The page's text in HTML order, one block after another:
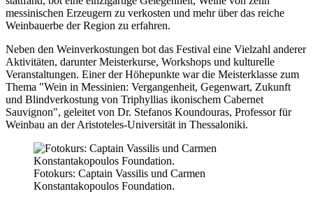
messinischen Erzeugern zu verkosten und mehr über das reiche
Weinbauerbe der Region zu erfahren.
Neben den Weinverkostungen bot das Festival eine Vielzahl anderer
Aktivitäten, darunter Meisterkurse, Workshops und kulturelle
Veranstaltungen. Einer der Höhepunkte war die Meisterklasse zum
Thema "Wein in Messinien: Vergangenheit, Gegenwart, Zukunft
und Blindverkostung von Triphyllias ikonischem Cabernet
Sauvignon", geleitet von Dr. Stefanos Koundouras, Professor für
Weinbau an der Aristoteles-Universität in Thessaloniki.
Fotokurs: Captain Vassilis und Carmen
Konstantakopoulos Foundation.